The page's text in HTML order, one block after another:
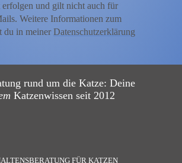
und gilt nicht auch für
Weitere Informationen zum
du in meinerDatenschutzerklärung
rund um die Katze: Deine
Katzenwissen seit 2012
FÜR KATZEN